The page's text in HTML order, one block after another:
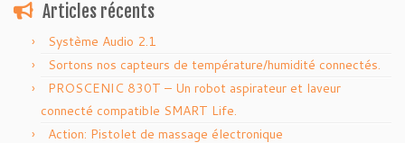
Articles récents
Système Audio 2.1
Sortons nos capteurs de température/humidité connectés.
PROSCENIC 830T – Un robot aspirateur et laveur
connecté compatible SMART Life.
Action: Pistolet de massage électronique